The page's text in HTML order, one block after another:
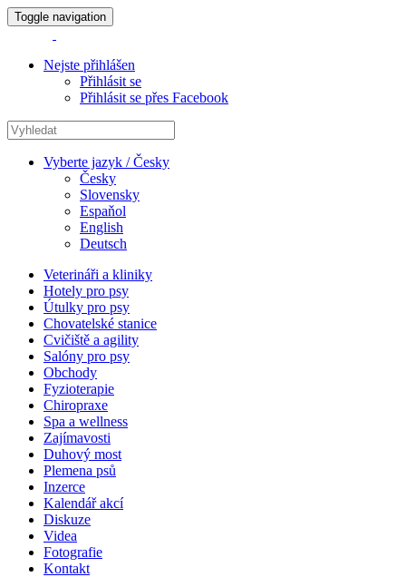
Toggle navigation
Nejste přihlášen
Přihlásit se
Přihlásit se přes Facebook
Vyberte jazyk / Česky
Česky
Slovensky
Espaňol
English
Deutsch
Veterináři a kliniky
Hotely pro psy
Útulky pro psy
Chovatelské stanice
Cvičiště a agility
Salóny pro psy
Obchody
Fyzioterapie
Chiropraxe
Spa a wellness
Zajímavosti
Duhový most
Plemena psů
Inzerce
Kalendář akcí
Diskuze
Videa
Fotografie
Kontakt